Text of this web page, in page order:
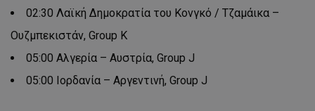
02:30 Λαϊκή Δημοκρατία του Κονγκό / Τζαμάικα –
Ουζμπεκιστάν, Group K
05:00 Αλγερία – Αυστρία, Group J
05:00 Ιορδανία – Αργεντινή, Group J